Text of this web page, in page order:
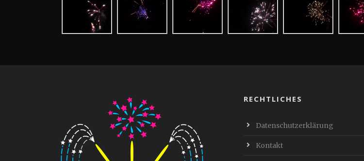
RECHTLICHES
Datenschutzerklärung
Kontakt